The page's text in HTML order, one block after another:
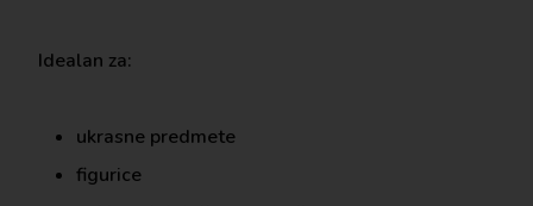
Idealan za:
ukrasne predmete
figurice